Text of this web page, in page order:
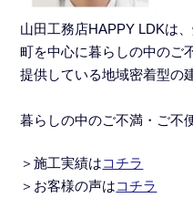
山田工務店HAPPY LDKは
町を中心に暮らしの中のご
提供している地域密着型の
暮らしの中のご不満・ご不
＞施工実績はコチラ
＞ お客様の声はコチラ